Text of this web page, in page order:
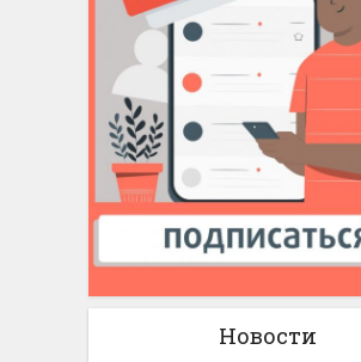
Новости